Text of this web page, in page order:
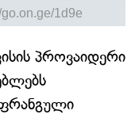
პროვაიდერი